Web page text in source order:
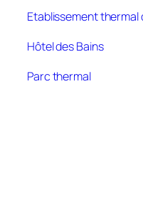
Etablissement thermal
Hôtel des Bains
Parc thermal